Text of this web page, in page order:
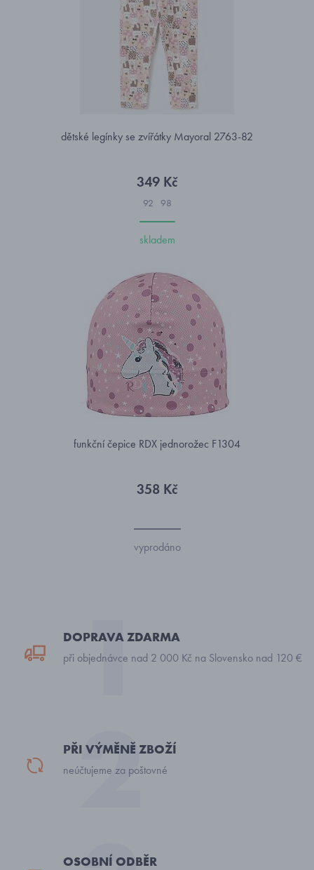
dětské legínky se zvířátky Mayoral 2763-82
349 Kč
92 98
skladem
funkční čepice RDX jednorožec F1304
358 Kč
vyprodáno
DOPRAVA ZDARMA
při objednávce nad 2 000 Kč na Slovensko nad 120 €
PŘI VÝMĚNĚ ZBOŽÍ
neúčtujeme za poštovné
OSOBNÍ ODBĚR